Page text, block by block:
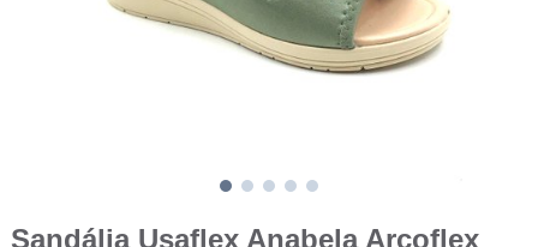
Sandália Usaflex Anabela Arcoflex